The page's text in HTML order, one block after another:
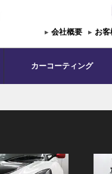
▸ 会社概要 ▸ お
カーコーティング